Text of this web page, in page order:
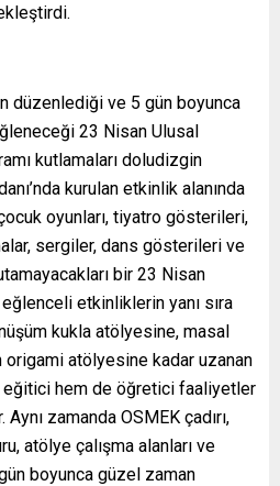
düzenlediği ve 5 gün boyunca
23 Nisan Ulusal
kutlamaları doludizgin
kurulan etkinlik alanında
oyunları, tiyatro gösterileri,
sergiler, dans gösterileri ve
bir 23 Nisan
etkinliklerin yanı sıra
kukla atölyesine, masal
atölyesine kadar uzanan
hem de öğretici faaliyetler
zamanda OSMEK çadırı,
atölye çalışma alanları ve
boyunca güzel zaman